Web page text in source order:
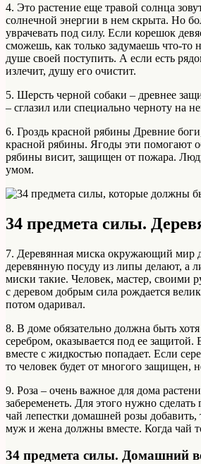
4. Это растение еще травой солнца
солнечной энергии в нем скрыта. Но
уврачевать под силу. Если корешок
сможешь, как только задумаешь что-то
душе своей поступить. А если есть
излечит, душу его очистит.
5. Шерсть черной собаки – древнее
– сглазил или специально черноту на
6. Гроздь красной рябины Древние
красной рябины. Ягоды эти помогают
рябины висит, защищен от пожара.
умом.
34 предмета силы.
7. Деревянная миска окружающий мир
деревянную посуду из липы делают, а
миски такие. Человек, мастер, своими
с деревом добрым сила рождается
потом одаривал.
8. В доме обязательно должна быть
серебром, оказывается под ее
вместе с жидкостью попадает. Если
то человек будет от многого защищен,
9. Роза – очень важное для дома
забеременеть. Для этого нужно
чай лепестки домашней розы
муж и жена должны вместе. Когда чай
34 предмета силы. Домашний